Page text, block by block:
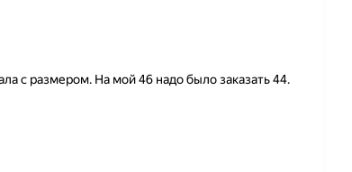
с размером. На мой 46 надо было заказать 44.